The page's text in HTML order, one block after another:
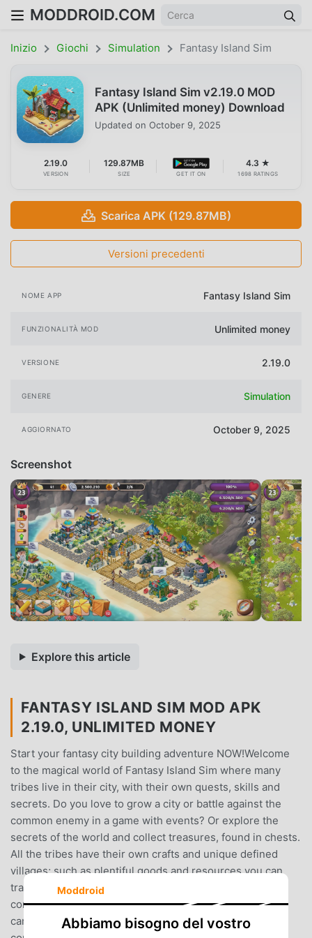
MODDROID.COM
Inizio Giochi Simulation Fantasy Island Sim
Fantasy Island Sim v2.19.0 MOD
APK (Unlimited money) Download
Updated on October 9, 2025
2.19.0
VERSION
129.87MB
SIZE GET IT ON
4.3 ★
1698 RATINGS
Scarica APK (129.87MB)
Versioni precedenti
NOME APP Fantasy Island Sim
FUNZIONALITÀ MOD Unlimited money
VERSIONE 2.19.0
GENERE Simulation
AGGIORNATO October 9, 2025
Screenshot
Explore this article
FANTASY ISLAND SIM MOD APK
2.19.0, UNLIMITED MONEY
Start your fantasy city building adventure NOW!Welcome
to the magical world of Fantasy Island Sim where many
tribes live in their city, with their own quests, skills and
secrets. Do you love to grow a city or battle against the
common enemy in a game with events? Or explore the
secrets of the world and collect treasures, found in chests.
All the tribes have their own crafts and unique defined
villages; such as plentiful goods and resources you can
trade with the gnomes. Discover what the magical elves
community can do, or plunder together with pirates. You
can play this game offline and without internet
Moddroid
Abbiamo bisogno del vostro